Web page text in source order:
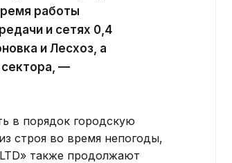
работы
и сетях 0,4
и Лесхоз, а
сектора, —
в порядок городскую
строя во время непогоды,
также продолжают